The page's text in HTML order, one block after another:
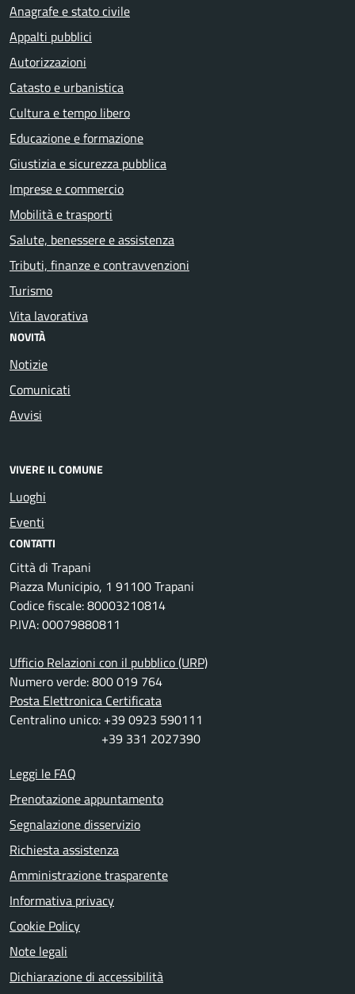
Anagrafe e stato civile
Appalti pubblici
Autorizzazioni
Catasto e urbanistica
Cultura e tempo libero
Educazione e formazione
Giustizia e sicurezza pubblica
Imprese e commercio
Mobilità e trasporti
Salute, benessere e assistenza
Tributi, finanze e contravvenzioni
Turismo
Vita lavorativa
NOVITÀ
Notizie
Comunicati
Avvisi
VIVERE IL COMUNE
Luoghi
Eventi
CONTATTI
Città di Trapani
Piazza Municipio, 1 91100 Trapani
Codice fiscale: 80003210814
P.IVA: 00079880811
Ufficio Relazioni con il pubblico (URP)
Numero verde: 800 019 764
Posta Elettronica Certificata
Centralino unico: +39 0923 590111
+39 331 2027390
Leggi le FAQ
Prenotazione appuntamento
Segnalazione disservizio
Richiesta assistenza
Amministrazione trasparente
Informativa privacy
Cookie Policy
Note legali
Dichiarazione di accessibilità